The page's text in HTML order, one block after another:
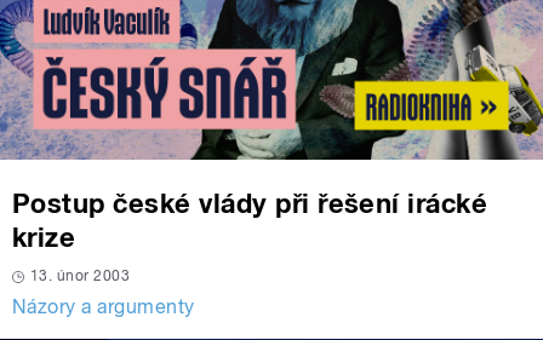
Postup české vlády při řešení irácké
krize
13. únor 2003
Názory a argumenty